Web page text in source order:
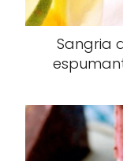
Sangria